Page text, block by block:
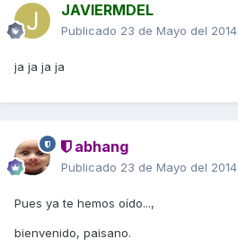
JAVIERMDEL
Publicado 23 de Mayo del 2014
ja ja ja ja
abhang
Publicado 23 de Mayo del 2014
Pues ya te hemos oído...,
bienvenido, paisano.